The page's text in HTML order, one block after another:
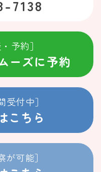
7138
予約］
ーズに予約
受付中］
こちら
が可能］